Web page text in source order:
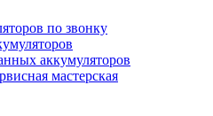
по звонку
аккумуляторов
мастерская